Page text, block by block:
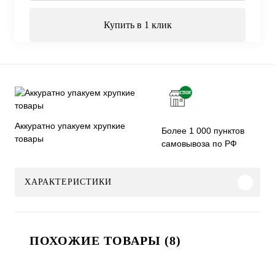
Купить в 1 клик
Аккуратно упакуем хрупкие
товары
Более 1 000 пунктов
самовывоза по РФ
ХАРАКТЕРИСТИКИ
ПОХОЖИЕ ТОВАРЫ (8)